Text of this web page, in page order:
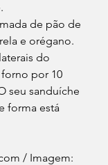
de pão de
e orégano.
do
por 10
seu sanduíche
forma está
/ Imagem: